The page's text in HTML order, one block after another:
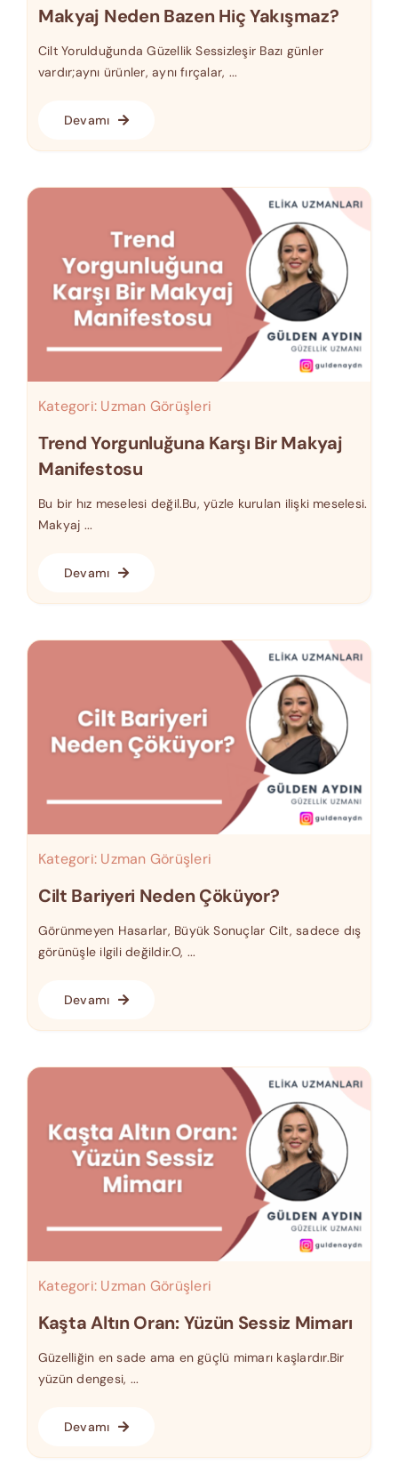
Makyaj Neden Bazen Hiç Yakışmaz?
Cilt Yorulduğunda Güzellik Sessizleşir Bazı günler
vardır;aynı ürünler, aynı fırçalar, ...
Devamı
Kategori: Uzman Görüşleri
Trend Yorgunluğuna Karşı Bir Makyaj
Manifestosu
Bu bir hız meselesi değil.Bu, yüzle kurulan ilişki meselesi.
Makyaj ...
Devamı
Kategori: Uzman Görüşleri
Cilt Bariyeri Neden Çöküyor?
Görünmeyen Hasarlar, Büyük Sonuçlar Cilt, sadece dış
görünüşle ilgili değildir.O, ...
Devamı
Kategori: Uzman Görüşleri
Kaşta Altın Oran: Yüzün Sessiz Mimarı
Güzelliğin en sade ama en güçlü mimarı kaşlardır.Bir
yüzün dengesi, ...
Devamı